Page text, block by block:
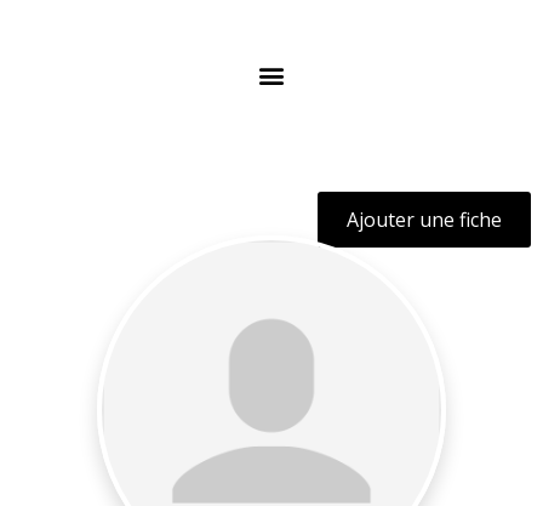
Ajouter une fiche